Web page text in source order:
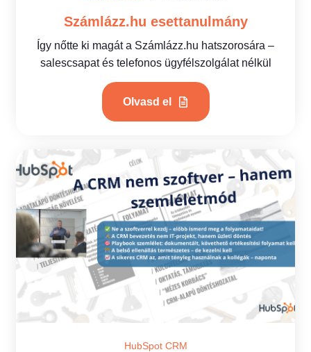
Számlázz.hu esettanulmány
Így nőtte ki magát a Számlázz.hu hatszorosára –
salescsapat és telefonos ügyfélszolgálat nélkül
Olvasd el
HubSpot CRM